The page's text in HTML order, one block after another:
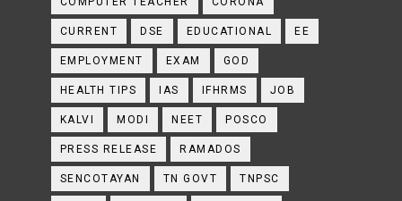
CURRENT DSE EDUCATIONAL EE
EMPLOYMENT EXAM GOD
HEALTH TIPS IAS IFHRMS JOB
KALVI MODI NEET POSCO
PRESS RELEASE RAMADOS
SENCOTAYAN TN GOVT TNPSC